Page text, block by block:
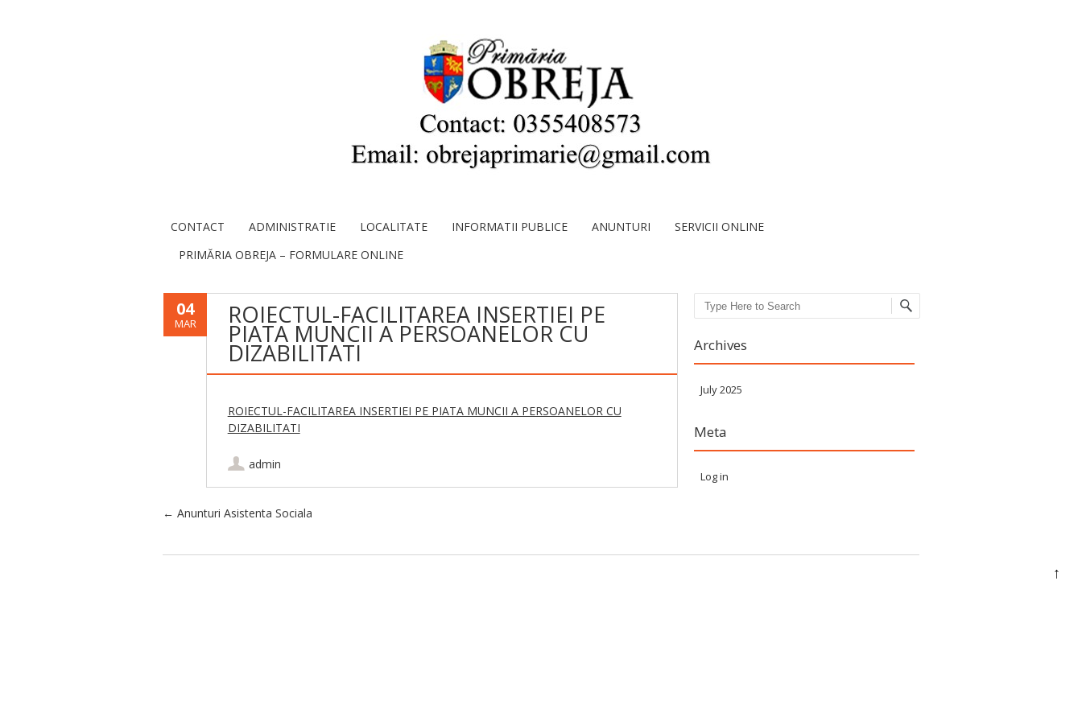
CONTACT ADMINISTRATIE LOCALITATE INFORMATII PUBLICE ANUNTURI
SERVICII ONLINE
PRIMĂRIA OBREJA – FORMULARE ONLINE
04
MAR ROIECTUL-FACILITAREA INSERTIEI PE
PIATA MUNCII A PERSOANELOR CU
DIZABILITATI
ROIECTUL-FACILITAREA INSERTIEI PE PIATA MUNCII A PERSOANELOR CU
DIZABILITATI
admin
Post navigation
← Anunturi Asistenta Sociala
Search
Archives
July 2025
Meta
Log in
↑